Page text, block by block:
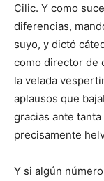
Cilic. Y como
diferencias,
suyo, y dictó
como director de
la velada
aplausos que
gracias ante
precisamente
Y si algún